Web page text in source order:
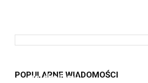
POPULARNE WIADOMOŚCI
metabolizmu